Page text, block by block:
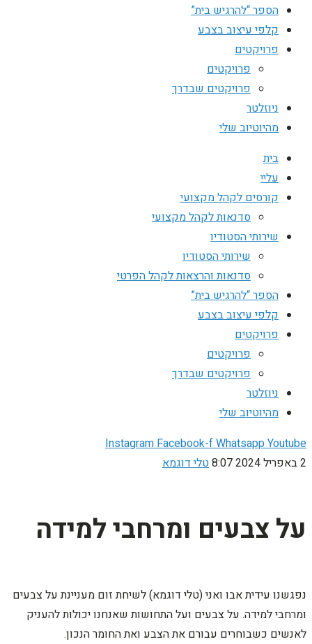
הספר “להרגיש בית”
קלפי עיצוב בצבע
פרויקטים
פרויקטים
פרויקטים שבדרך
ניוזלטר
מהיוטיוב שלי
בית
עליי
קורסים לקהל מקצועי
סדנאות לקהל מקצועי
שירותי הסטודיו
שירותי הסטודיו
סדנאות והרצאות לקהל הפרטי
הספר “להרגיש בית”
קלפי עיצוב בצבע
פרויקטים
פרויקטים
פרויקטים שבדרך
ניוזלטר
מהיוטיוב שלי
InstagramFacebook-fWhatsappYoutube
2 באפריל 2024
8:07טלי דוגמא
על צבעים ומרחבי למידה
נפגשנו עידית אבו ואני (טלי דוגמא) לשיחת זום מעניינת על צבעים
ומרחבי למידה. על צבעים ועל התחושות שאנחנו יכולות להעניק
לאנשים כשבוחרים עבורם את הצבע ואת החומר הנכון.